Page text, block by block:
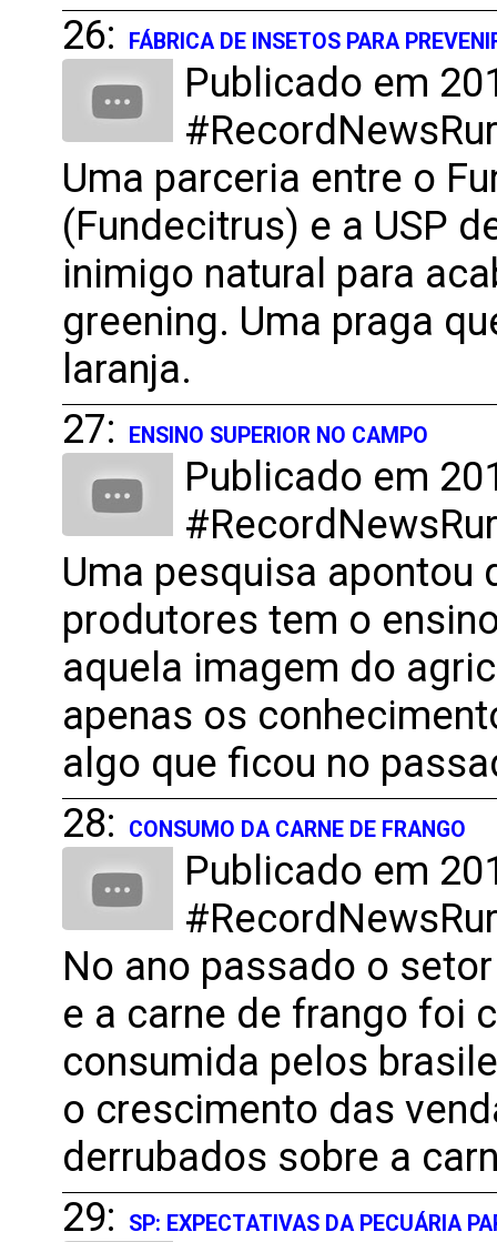
26:
FÁBRICA DE INSETOS PARA
Publicado em
Uma parceria entre o
(Fundecitrus) e a USP
inimigo natural para
greening. Uma praga
laranja.
27:
ENSINO SUPERIOR NO CAMPO
Publicado em
Uma pesquisa apontou
produtores tem o
aquela imagem do
apenas os
algo que ficou no
28:
CONSUMO DA CARNE DE FRANGO
Publicado em
No ano passado o
e a carne de frango foi
consumida pelos
o crescimento das
derrubados sobre a
29:
SP: EXPECTATIVAS DA PECUÁRIA